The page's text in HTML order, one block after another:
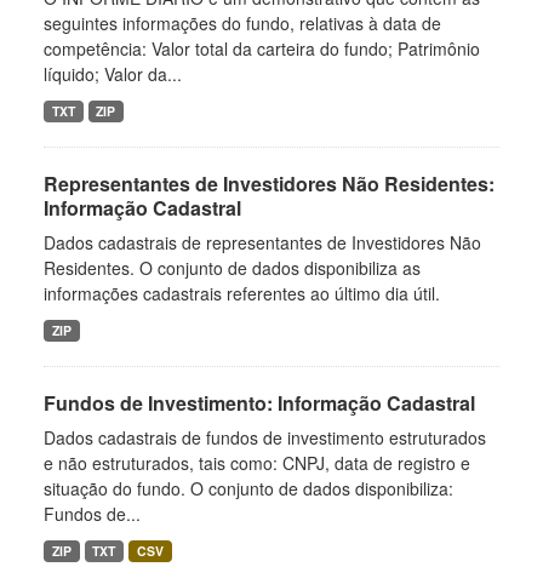
seguintes informações do fundo, relativas à data de
competência: Valor total da carteira do fundo; Patrimônio
líquido; Valor da...
TXT ZIP
Representantes de Investidores Não Residentes:
Informação Cadastral
Dados cadastrais de representantes de Investidores Não
Residentes. O conjunto de dados disponibiliza as
informações cadastrais referentes ao último dia útil.
ZIP
Fundos de Investimento: Informação Cadastral
Dados cadastrais de fundos de investimento estruturados
e não estruturados, tais como: CNPJ, data de registro e
situação do fundo. O conjunto de dados disponibiliza:
Fundos de...
ZIP TXT CSV